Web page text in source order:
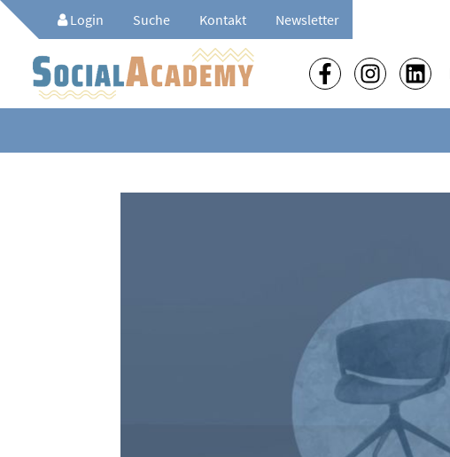
Login Suche Kontakt Newsletter